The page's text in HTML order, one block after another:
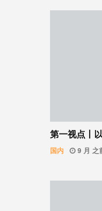
第一视点丨
国内 9 月 之